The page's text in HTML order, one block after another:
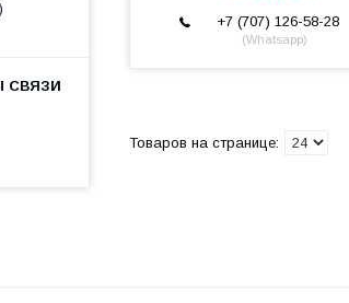
+7 (707) 126-58-28
Whatsapp